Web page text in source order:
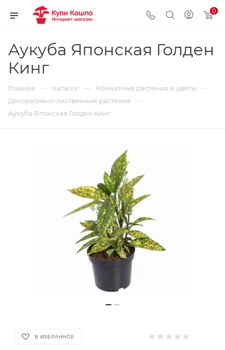
0
Аукуба Японская Голден
Кинг
Главная — Каталог — Комнатные растения и цветы —
Декоративно-лиственные растения —
Аукуба Японская Голден Кинг
В ИЗБРАННОЕ